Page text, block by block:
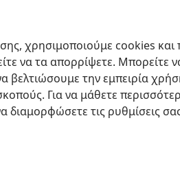
χρησιμοποιούμε cookies και
να τα απορρίψετε.
την εμπειρία
Για να μάθετε
διαμορφώσετε τις ρυθμίσεις